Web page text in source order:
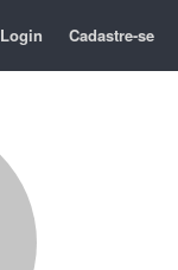
Login Cadastre-se